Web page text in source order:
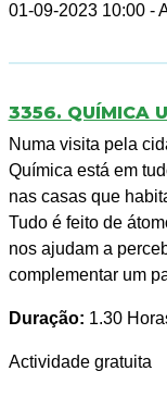
01-09-2023 10:00 -
3356. QUÍMICA
Numa visita pela
Química está em
nas casas que
Tudo é feito de
nos ajudam a
complementar um
Duração: 1.30
Actividade gratuita